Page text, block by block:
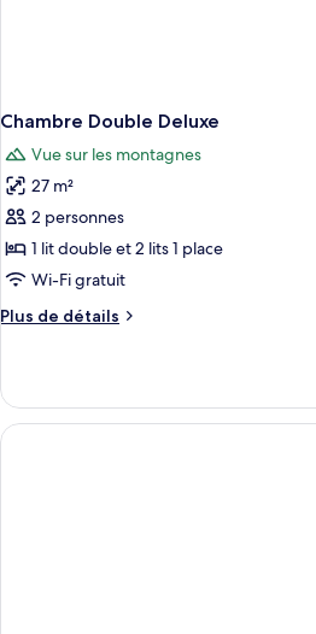
Chambre Double Deluxe
Vue sur les montagnes
27 m²
2 personnes
1 lit double et 2 lits 1 place
Wi-Fi gratuit
Plus de détails
Plus
le
type
de